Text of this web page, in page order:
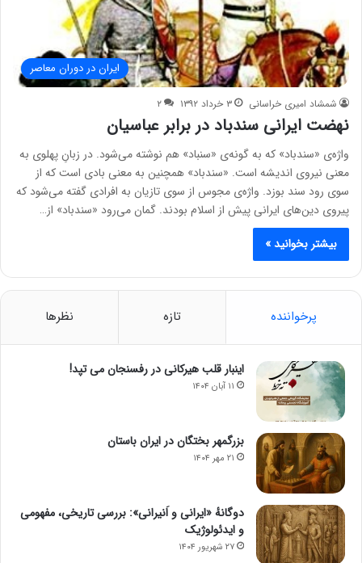
ایران در دوران معاصر
شمشاد امیری خراسانی ۳ خرداد ۱۳۹۲ ۲
نهضت ایرانی سندباد در برابر عباسیان
واژه‌ی «سندباد» که به گونه‌ی «سنباد» هم نوشته می‌شود. در زبانِ پهلوی به
معنی نیروی اندیشه است. «سندباد» همچنین به معنی بادی است که از
سوی رود سند بوزد. واژه‌ی مجوس از سوی تازیان به افرادی گفته می‌شود که
پیروی دین‌های ایرانی پیش از اسلام بودند. گمان می‌رود «سندباد» از…
بیشتر بخوانید »
پرخواننده تازه نظرها
اینبار قلب هیرکانی در رفسنجان می تپد!
۱۱ آبان ۱۴۰۴
بزرگمهر بختگان در ایران باستان
۲۱ مهر ۱۴۰۴
دوگانهٔ «ایرانی و اَنیرانی»: بررسی تاریخی، مفهومی
و ایدئولوژیک
۲۷ شهریور ۱۴۰۴